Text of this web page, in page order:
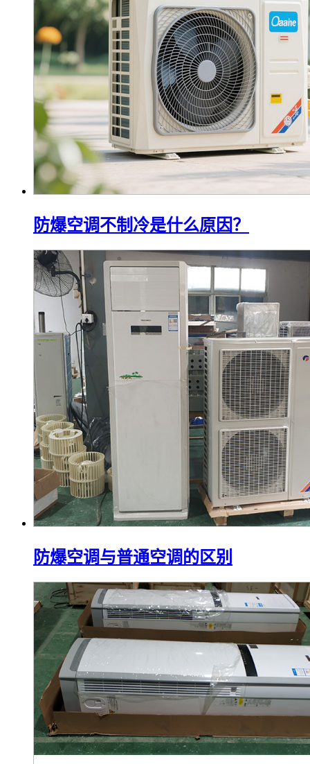
防爆空调不制冷是什么原因？
防爆空调与普通空调的区别